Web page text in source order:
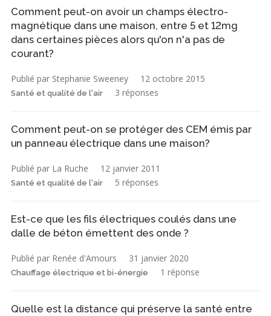
Comment peut-on avoir un champs électro-
magnétique dans une maison, entre 5 et 12mg
dans certaines pièces alors qu'on n'a pas de
courant?
Publié par Stephanie Sweeney 12 octobre 2015
Santé et qualité de l'air 3 réponses
Comment peut-on se protéger des CEM émis par
un panneau électrique dans une maison?
Publié par La Ruche 12 janvier 2011
Santé et qualité de l'air 5 réponses
Est-ce que les fils électriques coulés dans une
dalle de béton émettent des onde ?
Publié par Renée d'Amours 31 janvier 2020
Chauffage électrique et bi-énergie 1 réponse
Quelle est la distance qui préserve la santé entre